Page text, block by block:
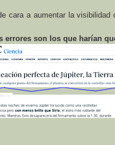
cara a aumentar la
errores son los que harían